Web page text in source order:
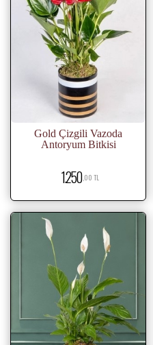
Gold Çizgili Vazoda
Antoryum Bitkisi
1.250,00 TL